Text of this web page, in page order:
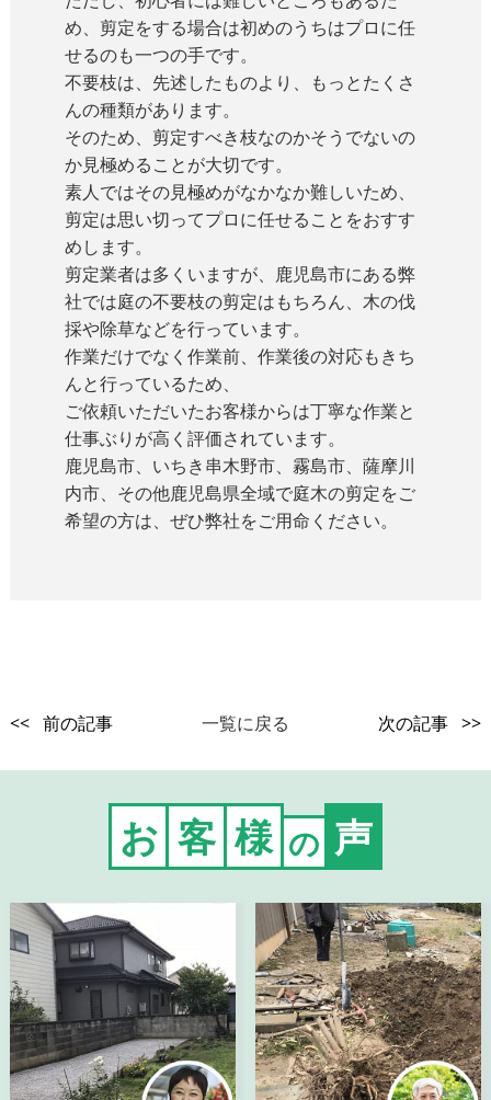
め、剪定をする場合は初めのうちはプロに任
せるのも一つの手です。
不要枝は、先述したものより、もっとたくさ
んの種類があります。
そのため、剪定すべき枝なのかそうでないの
か見極めることが大切です。
素人ではその見極めがなかなか難しいため、
剪定は思い切ってプロに任せることをおすす
めします。
剪定業者は多くいますが、鹿児島市にある弊
社では庭の不要枝の剪定はもちろん、木の伐
採や除草などを行っています。
作業だけでなく作業前、作業後の対応もきち
んと行っているため、
ご依頼いただいたお客様からは丁寧な作業と
仕事ぶりが高く評価されています。
鹿児島市、いちき串木野市、霧島市、薩摩川
内市、その他鹿児島県全域で庭木の剪定をご
希望の方は、ぜひ弊社をご用命ください。
<< 前の記事 一覧に戻る 次の記事 >>
お 客 様 の 声